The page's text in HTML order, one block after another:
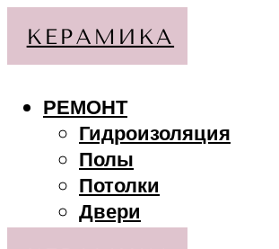
РЕМОНТ
Гидроизоляция
Полы
Потолки
Двери